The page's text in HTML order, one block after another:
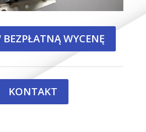
WYCENĘ
KONTAKT